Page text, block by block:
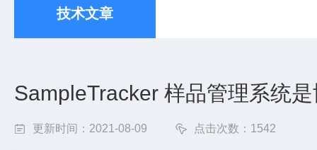
技术文章
SampleTracker 样品管理系统
更新时间：2021-08-09 点击次数：1542